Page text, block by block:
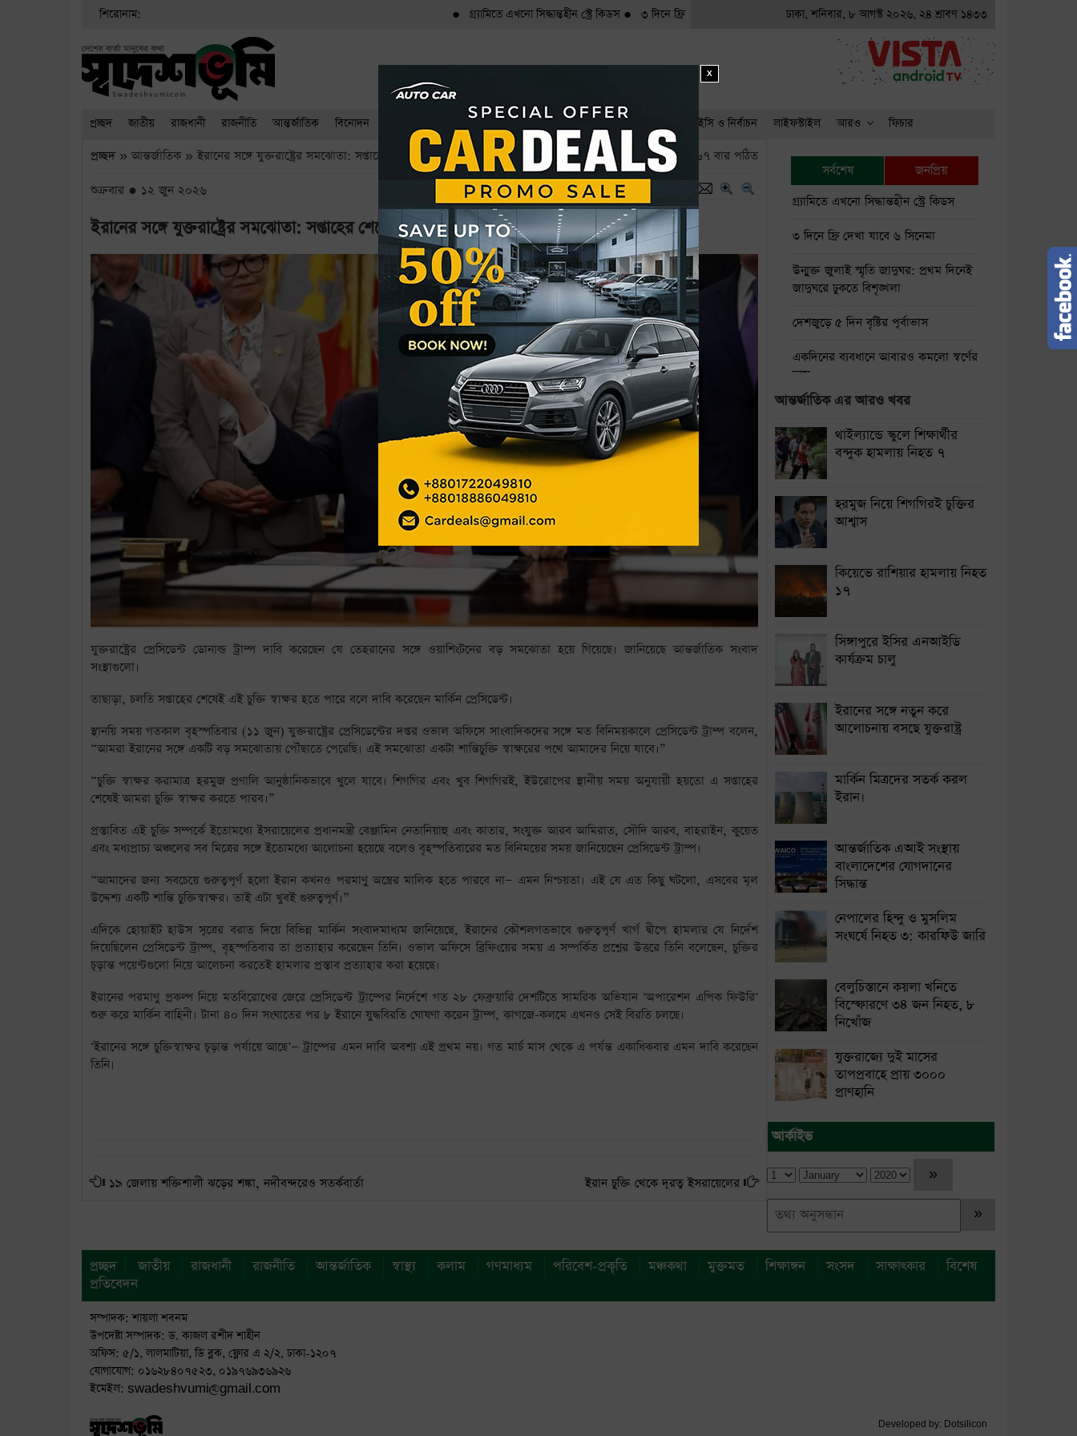
শিরোনাম: গ্র্যামিতে এখনো সিদ্ধান্তহীন স্ট্রে কিডস●৩ দিনে ফ্রি দেখা যাবে ৬ সিনেমা উন্মুক্ত জুলাই স্মৃতি জাদুঘর: প্রথম দিনেই জাদুঘরে ঢুকতে বিশৃঙ্খলা
ঢাকা, শনিবার, ৮ আগস্ট ২০২৬, ২৪ শ্রাবণ ১৪৩৩
প্রচ্ছদ জাতীয় রাজধানী রাজনীতি আন্তর্জাতিক বিনোদন সারাদেশ অপরাধ অর্থনীতি আইন-আদালত ইসি ও নির্বাচন লাইফস্টাইল আরও ফিচার
প্রচ্ছদ » আন্তর্জাতিক » ইরানের সঙ্গে যুক্তরাষ্ট্রের সমঝোতা: সপ্তাহের শেষেই চুক্তি ৬৭ বার পঠিত
শুক্রবার ● ১২ জুন ২০২৬
ইরানের সঙ্গে যুক্তরাষ্ট্রের সমঝোতা: সপ্তাহের শেষেই চুক্তি
যুক্তরাষ্ট্রের প্রেসিডেন্ট ডোনাল্ড ট্রাম্প দাবি করেছেন যে তেহরানের সঙ্গে ওয়াশিংটনের বড় সমঝোতা হয়ে গিয়েছে। জানিয়েছে আন্তর্জাতিক সংবাদ
সংস্থাগুলো।
তাছাড়া, চলতি সপ্তাহের শেষেই এই চুক্তি স্বাক্ষর হতে পারে বলে দাবি করেছেন মার্কিন প্রেসিডেন্ট।
স্থানয়ি সময় গতকাল বৃহস্পতিবার (১১ জুন) যুক্তরাষ্ট্রের প্রেসিডেন্টের দপ্তর ওভাল অফিসে সাংবাদিকদের সঙ্গে মত বিনিময়কালে প্রেসিডেন্ট ট্রাম্প বলেন,
“আমরা ইরানের সঙ্গে একটি বড় সমঝোতায় পৌঁছাতে পেরেছি। এই সমঝোতা একটা শান্তিচুক্তি স্বাক্ষরের পথে আমাদের নিয়ে যাবে।”
“চুক্তি স্বাক্ষর করামাত্র হরমুজ প্রণালি আনুষ্ঠানিকভাবে খুলে যাবে। শিগগির এবং খুব শিগগিরই, ইউরোপের স্থানীয় সময় অনুযায়ী হয়তো এ সপ্তাহের
শেষেই আমরা চুক্তি স্বাক্ষর করতে পারব।”
প্রস্তাবিত এই চুক্তি সম্পর্কে ইতোমধ্যে ইসরায়েলের প্রধানমন্ত্রী বেঞ্জামিন নেতানিয়াহু এবং কাতার, সংযুক্ত আরব আমিরাত, সৌদি আরব, বাহরাইন, কুয়েত
এবং মধ্যপ্রাচ্য অঞ্চলের সব মিত্রের সঙ্গে ইতোমধ্যে আলোচনা হয়েছে বলেও বৃহস্পতিবারের মত বিনিময়ের সময় জানিয়েছেন প্রেসিডেন্ট ট্রাম্প।
“আমাদের জন্য সবচেয়ে গুরুত্বপূর্ণ হলো ইরান কখনও পরমাণু অস্ত্রের মালিক হতে পারবে না— এমন নিশ্চয়তা। এই যে এত কিছু ঘটলো, এসবের মূল
উদ্দেশ্য একটি শান্তি চুক্তিস্বাক্ষর। তাই এটা খুবই গুরুত্বপূর্ণ।”
এদিকে হোয়াইট হাউস সূত্রের বরাত দিয়ে বিভিন্ন মার্কিন সংবাদমাধ্যম জানিয়েছে, ইরানের কৌশলগতভাবে গুরুত্বপূর্ণ খার্গ দ্বীপে হামলার যে নির্দেশ
দিয়েছিলেন প্রেসিডেন্ট ট্রাম্প, বৃহস্পতিবার তা প্রত্যাহার করেছেন তিনি। ওভাল অফিসে ব্রিফিংয়ের সময় এ সম্পর্কিত প্রশ্নের উত্তরে তিনি বলেছেন, চুক্তির
চূড়ান্ত পয়েন্টগুলো নিয়ে আলেচনা করতেই হামলার প্রস্তাব প্রত্যাহার করা হয়েছে।
ইরানের পরমাণু প্রকল্প নিয়ে মতবিরোধের জেরে প্রেসিডেন্ট ট্রাম্পের নির্দেশে গত ২৮ ফেব্রুয়ারি দেশটিতে সামরিক অভিযান ‘অপারেশন এপিক ফিউরি’
শুরু করে মার্কিন বাহিনী। টানা ৪০ দিন সংঘাতের পর ৮ ইরানে যুদ্ধবিরতি ঘোষণা করেন ট্রাম্প, কাগজে-কলমে এখনও সেই বিরতি চলছে।
‘ইরানের সঙ্গে চুক্তিস্বাক্ষর চূড়ান্ত পর্যায়ে আছে’— ট্রাম্পের এমন দাবি অবশ্য এই প্রথম নয়। গত মার্চ মাস থেকে এ পর্যন্ত একাধিকবার এমন দাবি করেছেন
তিনি।
১৯ জেলায় শক্তিশালী ঝড়ের শঙ্কা, নদীবন্দরেও সতর্কবার্তা ইরান চুক্তি থেকে দূরত্ব ইসরায়েলের
সর্বশেষ
জনপ্রিয়
গ্র্যামিতে এখনো সিদ্ধান্তহীন স্ট্রে কিডস
৩ দিনে ফ্রি দেখা যাবে ৬ সিনেমা
উন্মুক্ত জুলাই স্মৃতি জাদুঘর: প্রথম দিনেই
জাদুঘরে ঢুকতে বিশৃঙ্খলা
দেশজুড়ে ৫ দিন বৃষ্টির পূর্বাভাস
একদিনের ব্যবধানে আবারও কমলো স্বর্ণের
দাম
ঢাকা-ময়মনসিংহ রুটে ট্রেন চলাচল বন্ধ
থাইল্যান্ডে স্কুলে শিক্ষার্থীর বন্দুক হামলায়
নিহত ৭
নারায়ণগঞ্জে গ্যাস লিকেজ থেকে অগ্নিকাণ্ডে
একই পরিবারের দগ্ধ ৩
সিলেটে দুই বাসের সংঘর্ষে নিহত ৯
শেয়ার কেলেঙ্কারির মামলা সাকিবসহ ১৫
জনের বিরুদ্ধে চার্জশিট শিগগির দেবে দুদক
আন্তর্জাতিক এর আরও খবর
থাইল্যান্ডে স্কুলে শিক্ষার্থীর
বন্দুক হামলায় নিহত ৭
হরমুজ নিয়ে শিগগিরই চুক্তির
আশ্বাস
কিয়েভে রাশিয়ার হামলায় নিহত
১৭
সিঙ্গাপুরে ইসির এনআইডি
কার্যক্রম চালু
ইরানের সঙ্গে নতুন করে
আলোচনায় বসছে যুক্তরাষ্ট্র
মার্কিন মিত্রদের সতর্ক করল
ইরান।
আন্তর্জাতিক এআই সংস্থায়
বাংলাদেশের যোগদানের
সিদ্ধান্ত
নেপালের হিন্দু ও মুসলিম
সংঘর্ষে নিহত ৩: কারফিউ জারি
বেলুচিস্তানে কয়লা খনিতে
বিস্ফোরণে ৩৪ জন নিহত, ৮
নিখোঁজ
যুক্তরাজ্যে দুই মাসের
তাপপ্রবাহে প্রায় ৩০০০
প্রাণহানি
আর্কাইভ
প্রচ্ছদ জাতীয় রাজধানী রাজনীতি আন্তর্জাতিক স্বাস্থ্য কলাম গণমাধ্যম পরিবেশ-প্রকৃতি মঞ্চকথা মুক্তমত শিক্ষাঙ্গন সংসদ সাক্ষাৎকার
বিশেষ
প্রতিবেদন
সম্পাদক: শায়লা শবনম
উপদেষ্টা সম্পাদক: ড. কাজল রশীদ শাহীন
অফিস: ৫/১, লালমাটিয়া, ডি ব্লক, ফ্লোর এ ২/২, ঢাকা-১২০৭
যোগাযোগ: ০১৬২৮৪০৭৫২৩, ০১৯৭৬৯৩৬৯২৬
ইমেইল: swadeshvumi@gmail.com
Developed by: Dotsilicon
X